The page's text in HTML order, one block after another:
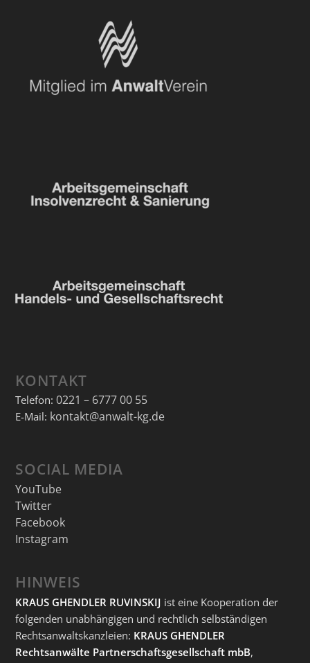
KONTAKT
Telefon: 0221 – 6777 00 55
E-Mail: kontakt@anwalt-kg.de
SOCIAL MEDIA
YouTube
Twitter
Facebook
Instagram
HINWEIS
KRAUS GHENDLER RUVINSKIJ ist eine Kooperation der
folgenden unabhängigen und rechtlich selbständigen
Rechtsanwaltskanzleien: KRAUS GHENDLER
Rechtsanwälte Partnerschaftsgesellschaft mbB,